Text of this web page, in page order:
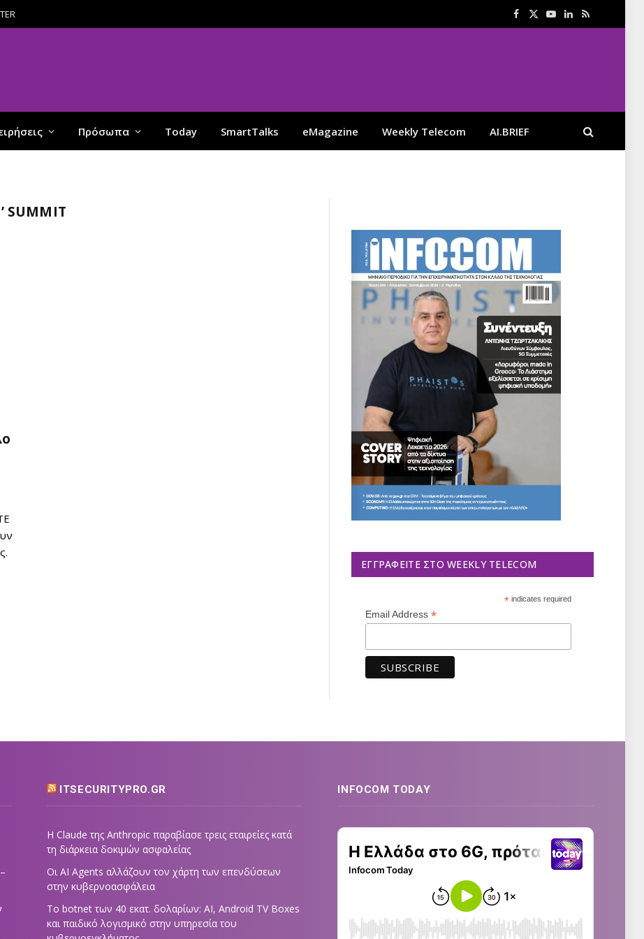
Facebook
X
YouTube
LinkedIn
RSS
Πρόσωπα Today SmartTalks eMagazine Weekly Telecom AI.BRIEF
SUMMIT
ΕΓΓΡΑΦΕΊΤΕ ΣΤΟ WEEKLY TELECOM
*indicates required
Email Address *
ITSECURITYPRO.GR
Η Claude της Anthropic παραβίασε τρεις εταιρείες κατά
τη διάρκεια δοκιμών ασφαλείας
Οι AI Agents αλλάζουν τον χάρτη των επενδύσεων
στην κυβερνοασφάλεια
Το botnet των 40 εκατ. δολαρίων: AI, Android TV Boxes
και παιδικό λογισμικό στην υπηρεσία του
INFOCOM TODAY